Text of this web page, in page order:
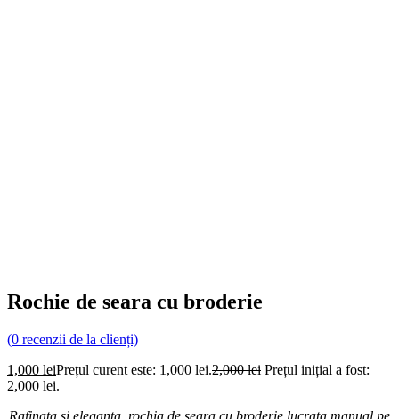
Rochie de seara cu broderie
(0 recenzii de la clienți)
1,000 leiPrețul curent este: 1,000 lei.2,000lei Prețul inițial a fost:
2,000 lei.
Rafinata si eleganta, rochia de seara cu broderie lucrata manual pe